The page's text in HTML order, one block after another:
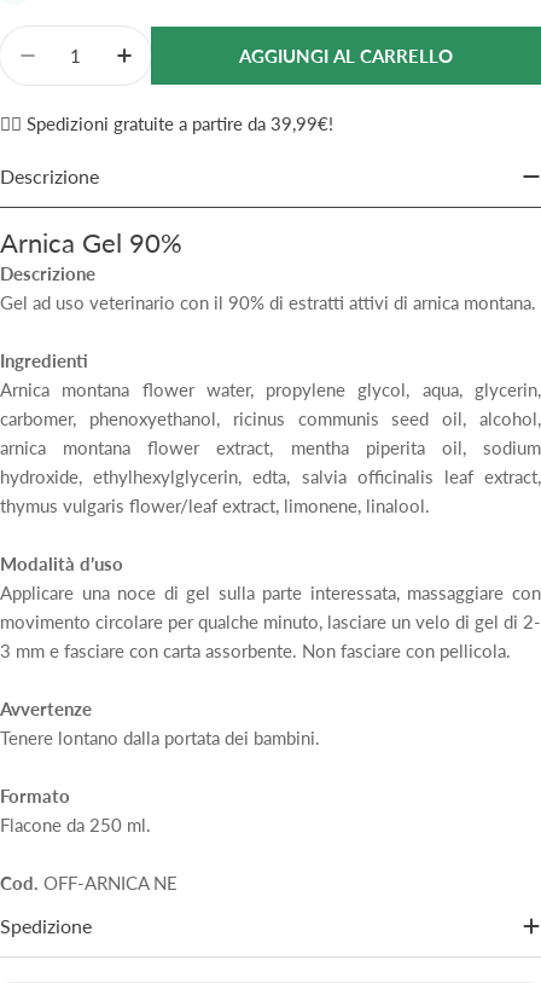
Quantità
Diminuisci La Quantità Per Officinalis Arnica Gel
Aumenta La Quantità Per Officinalis
AGGIUNGI AL CARRELLO
✌🏼 Spedizioni gratuite a partire da 39,99€!
Descrizione
Arnica Gel 90%
Descrizione
Gel ad uso veterinario con il 90% di estratti attivi di arnica montana.
Ingredienti
Arnica montana flower water, propylene glycol, aqua, glycerin,
carbomer, phenoxyethanol, ricinus communis seed oil, alcohol,
arnica montana flower extract, mentha piperita oil, sodium
hydroxide, ethylhexylglycerin, edta, salvia officinalis leaf extract,
thymus vulgaris flower/leaf extract, limonene, linalool.
Modalità d’uso
Applicare una noce di gel sulla parte interessata, massaggiare con
movimento circolare per qualche minuto, lasciare un velo di gel di 2-
3 mm e fasciare con carta assorbente. Non fasciare con pellicola.
Avvertenze
Tenere lontano dalla portata dei bambini.
Formato
Flacone da 250 ml.
Cod. OFF-ARNICA NE
Spedizione